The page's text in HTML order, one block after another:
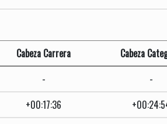
Cabeza Carrera
Cabeza
-
-
+00:17:36